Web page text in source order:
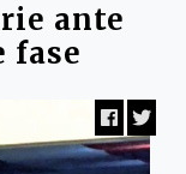
ante
fase